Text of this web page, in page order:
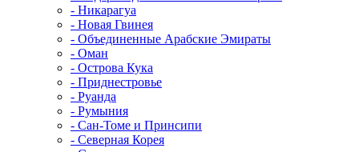
- Никарагуа
- Новая Гвинея
- Объединенные Арабские Эмираты
- Оман
- Острова Кука
- Приднестровье
- Руанда
- Румыния
- Сан-Томе и Принсипи
- Северная Корея